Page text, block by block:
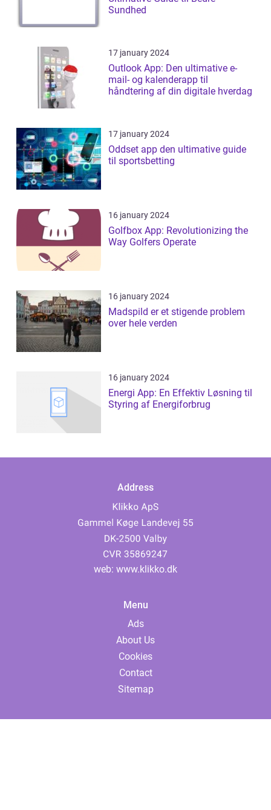
Sundhed
17 january 2024
Outlook App: Den ultimative e-
mail- og kalenderapp til
håndtering af din digitale hverdag
17 january 2024
Oddset app den ultimative guide
til sportsbetting
16 january 2024
Golfbox App: Revolutionizing the
Way Golfers Operate
16 january 2024
Madspild er et stigende problem
over hele verden
16 january 2024
Energi App: En Effektiv Løsning til
Styring af Energiforbrug
Address
web: www.klikko.dk
Menu
Ads
About Us
Cookies
Contact
Sitemap